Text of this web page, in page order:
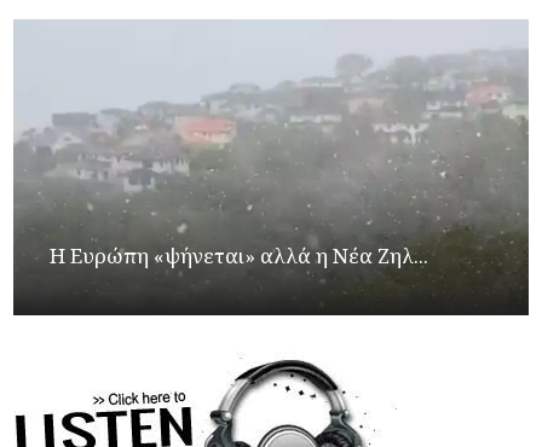
Η Ευρώπη «ψήνεται» αλλά η Νέα Ζηλ...